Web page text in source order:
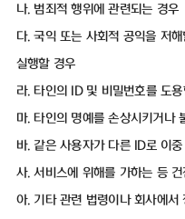
나. 범죄적 행위에 관련되는 경우
다. 국익 또는 사회적 공익을 저
실행할 경우
라. 타인의 ID 및 비밀번호를 도
마. 타인의 명예를 손상시키거나
바. 같은 사용자가 다른 ID로 이
사. 서비스에 위해를 가하는 등
아. 기타 관련 법령이나 회사에서